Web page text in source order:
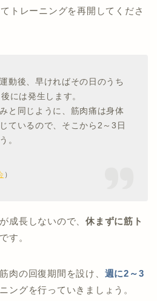
トレーニングを再開してくださ
動後、早ければその日のうち
には発生します。
と同じように、筋肉痛は身体
ているので、そこから2～3日
。
）
成長しないので、休まずに筋ト
す。
肉の回復期間を設け、 週に2～3
ングを行っていきましょう。